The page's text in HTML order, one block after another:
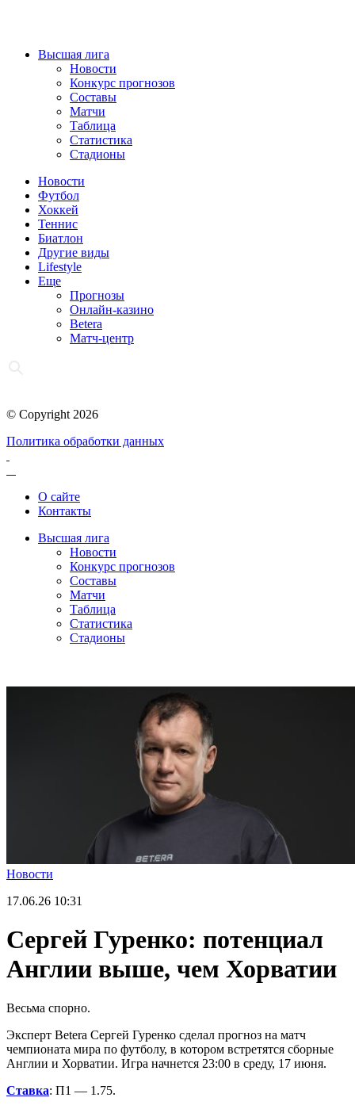
Высшая лига
Новости
Конкурс прогнозов
Составы
Матчи
Таблица
Статистика
Стадионы
Новости
Футбол
Хоккей
Теннис
Биатлон
Другие виды
Lifestyle
Еще
Прогнозы
Онлайн-казино
Betera
Матч-центр
© Copyright 2026
Политика обработки данных
О сайте
Контакты
Высшая лига
Новости
Конкурс прогнозов
Составы
Матчи
Таблица
Статистика
Стадионы
Новости
17.06.26 10:31
Сергей Гуренко: потенциал
Англии выше, чем Хорватии
Весьма спорно.
Эксперт Betera Сергей Гуренко сделал прогноз на матч
чемпионата мира по футболу, в котором встретятся сборные
Англии и Хорватии. Игра начнется 23:00 в среду, 17 июня.
Ставка: П1 — 1.75.